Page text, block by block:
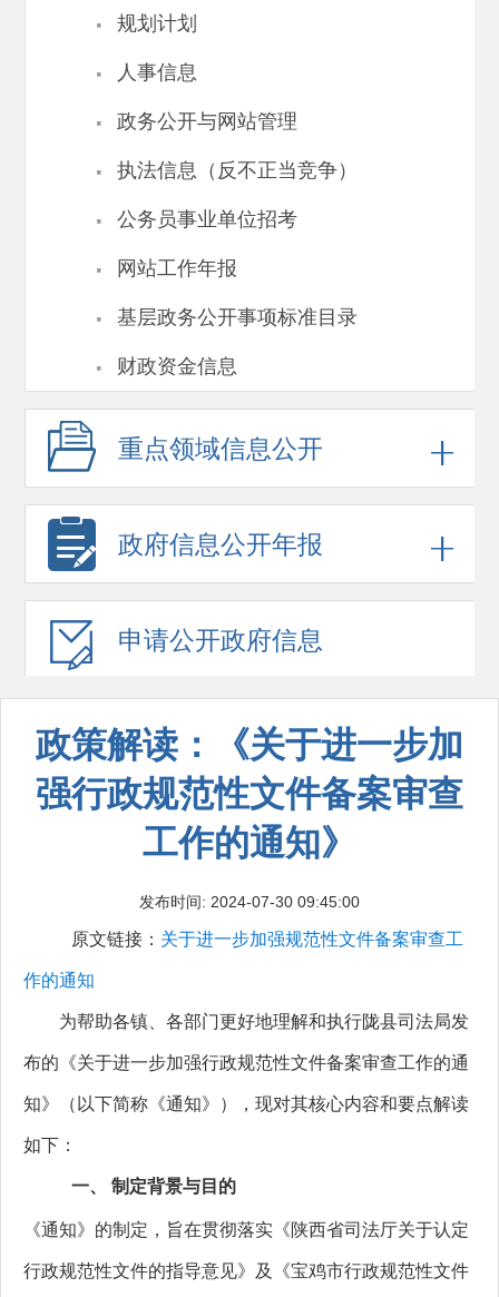
· 规划计划
· 人事信息
· 政务公开与网站管理
· 执法信息（反不正当竞争）
· 公务员事业单位招考
· 网站工作年报
· 基层政务公开事项标准目录
· 财政资金信息
重点领域信息公开
政府信息公开年报
申请公开政府信息
政策解读：《关于进一步加
强行政规范性文件备案审查
工作的通知》
发布时间: 2024-07-30 09:45:00
原文链接： 关于进一步加强规范性文件备案审查工
作的通知
为帮助各镇、各部门更好地理解和执行陇县司法局发
布的《关于进一步加强行政规范性文件备案审查工作的通
知》（以下简称《通知》），现对其核心内容和要点解读
如下：
一、 制定背景与目的
《通知》的制定，旨在贯彻落实《陕西省司法厅关于认定
行政规范性文件的指导意见》及《宝鸡市行政规范性文件